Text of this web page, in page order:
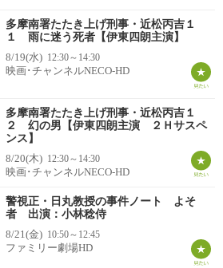
多摩南署たたき上げ刑事・近松丙吉１
１ 雨に迷う死者【伊東四朗主演】
8/19(水) 12:30～14:30
映画･チャンネルNECO-HD
多摩南署たたき上げ刑事・近松丙吉１
２ 幻の男【伊東四朗主演 ２Ｈサスペ
ンス】
8/20(木) 12:30～14:30
映画･チャンネルNECO-HD
警視正・日丸教授の事件ノート よそ
者 出演：小林稔侍
8/21(金) 10:50～12:45
ファミリー劇場HD